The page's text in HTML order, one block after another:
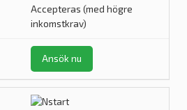
Accepteras (med högre
inkomstkrav)
Ansök nu